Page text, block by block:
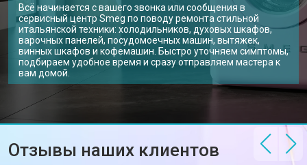
Замена амортизаторов от 2000 ₽ Заказать
Замена подшипников от 2800 ₽ Заказать
Замена мотора стиральной машины
Smeg
от 3800 ₽ Заказать
Ремонт/замена датчика
температуры
от 2200 ₽ Заказать
Замена ТЭН стиральной машины
Smeg
Замена блока управления от 3600 ₽ Заказать
Всё начинается с вашего звонка или сообщения в
сервисный центр Smeg по поводу ремонта стильной
итальянской техники: холодильников, духовых шкафов,
варочных панелей, посудомоечных машин, вытяжек,
винных шкафов и кофемашин. Быстро уточняем симптомы,
подбираем удобное время и сразу отправляем мастера к
вам домой.
Отзывы наших клиентов